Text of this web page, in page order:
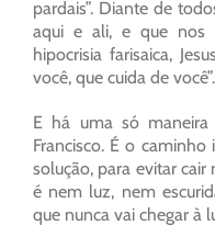
pardais”. Diante de
aqui e ali, e que nos
hipocrisia farisaica,
você, que cuida de você”.
E há uma só
Francisco. É o caminho
solução, para evitar
é nem luz, nem
que nunca vai chegar à